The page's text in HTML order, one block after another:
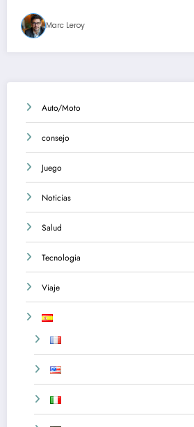
Marc Leroy
Auto/Moto
consejo
Juego
Noticias
Salud
Tecnologia
Viaje